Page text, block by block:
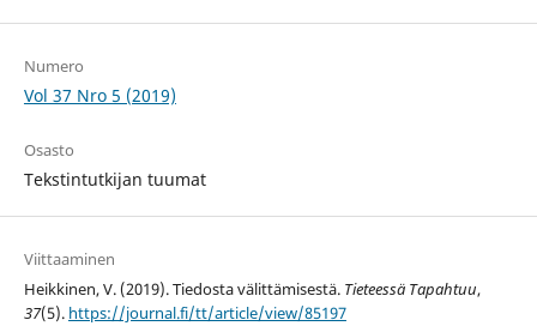
Numero
Vol 37 Nro 5 (2019)
Osasto
Tekstintutkijan tuumat
Viittaaminen
Heikkinen, V. (2019). Tiedosta välittämisestä. Tieteessä Tapahtuu,
37(5). https://journal.fi/tt/article/view/85197